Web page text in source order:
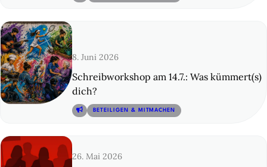
8. Juni 2026
Schreibworkshop am 14.7.: Was kümmert(s)
dich?
BETEILIGEN & MITMACHEN
26. Mai 2026